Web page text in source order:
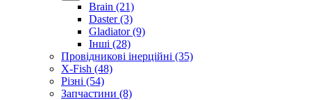
Brain (21)
Daster (3)
Gladiator (9)
Інші (28)
Провідникові інерційні (35)
X-Fish (48)
Різні (54)
Запчастини (8)